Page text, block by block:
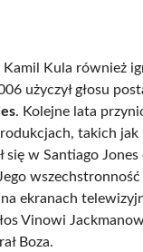
Kula również
użyczył głosu
. Kolejne lata
takich jak
się w Santiago
ekranach
Vinowi
Boza.